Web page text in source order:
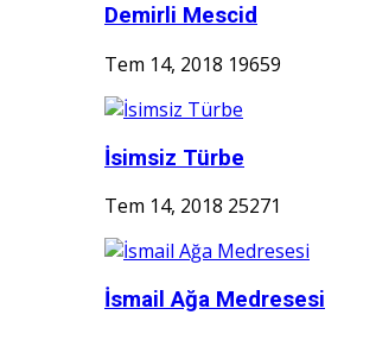
Demirli Mescid
Tem 14, 2018 19659
İsimsiz Türbe
Tem 14, 2018 25271
İsmail Ağa Medresesi